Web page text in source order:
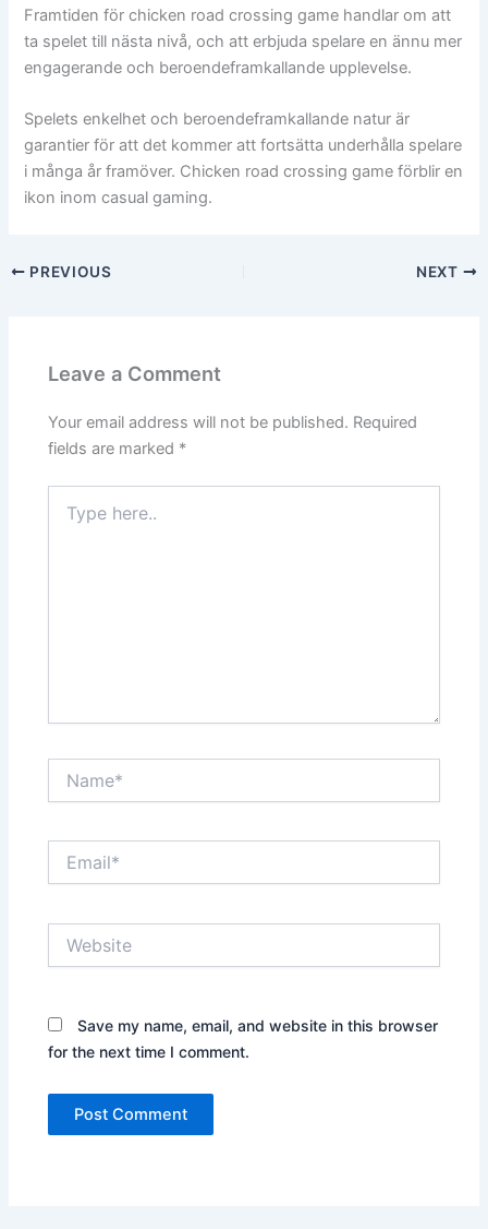
Framtiden för chicken road crossing game handlar om att
ta spelet till nästa nivå, och att erbjuda spelare en ännu mer
engagerande och beroendeframkallande upplevelse.
Spelets enkelhet och beroendeframkallande natur är
garantier för att det kommer att fortsätta underhålla spelare
i många år framöver. Chicken road crossing game förblir en
ikon inom casual gaming.
PREVIOUS NEXT
Leave a Comment
Your email address will not be published. Required
fields are marked *
here..
Save my name, email, and website in this browser
for the next time I comment.